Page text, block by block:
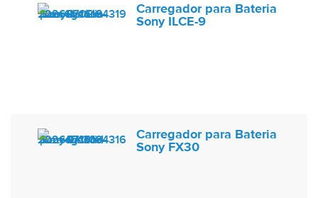
Carregador para Bateria
Sony ILCE-9
Carregador para Bateria
Sony FX30